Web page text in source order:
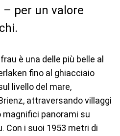
per un valore
è una delle più belle al
fino al ghiacciaio
livello del mare,
attraversando villaggi
panorami su
Con i suoi 1953 metri di